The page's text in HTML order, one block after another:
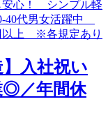
】入社祝い
◎／年間休